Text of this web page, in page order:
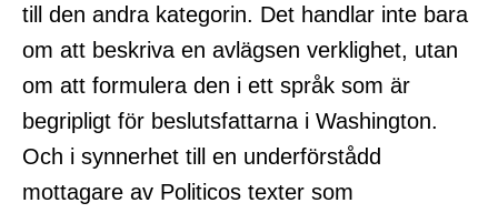
till den andra kategorin. Det handlar inte bara
om att beskriva en avlägsen verklighet, utan
om att formulera den i ett språk som är
begripligt för beslutsfattarna i Washington.
Och i synnerhet till en underförstådd
mottagare av Politicos texter som